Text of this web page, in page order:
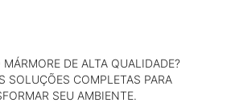
DE ALTA QUALIDADE?
SOLUÇÕES COMPLETAS PARA
SEU AMBIENTE.